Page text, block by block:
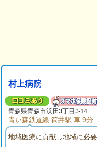
村上病院
青森県青森市浜田3丁目3-14
青い森鉄道線 筒井駅 車 9分
地域医療に貢献し地域に必